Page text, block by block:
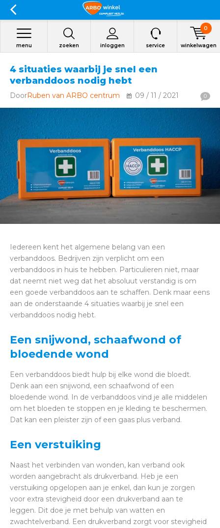
zoeken inloggen
menu service winkelwagen
0
4 situaties waarbij je snel een
verbanddoos nodig hebt
DoorRuben van ARBO centrum 09 / 11 / 2021 0
Iedereen kent het algemene belang van een
verbanddoos. Bedrijven zijn verplicht om een
verbanddoos in huis te hebben. Particulieren niet, maar
dat neemt niet weg dat het absoluut verstandig is om
een goede verbanddoos aan te schaffen. Denk maar eens
aan de onderstaande 4 situaties waarbij je snel een
verbanddoos nodig hebt.
Een snijwond, schaafwond of
bloedende wond
Een verbanddoos biedt hulp bij elke wond die bloedt.
Denk aan een snijwond, een schaafwond of een
bloedende wond. In de verbanddoos vind je alle middelen
om het bloeden te stoppen en je kleding te beschermen.
Dat kan een pleister zijn of een gaas plus verband.
Een verstuiking
Naast het verbinden van wonden, kan verband ook
worden aangebracht als drukverband. Heb je een
verstuiking opgelopen aan je enkel, dan kun je zorgen
voor extra stevigheid door een drukverband aan te
leggen. Dit doe je met behulp van watten en
zwachtelverband. Een drukverband zorgt voor stevigheid